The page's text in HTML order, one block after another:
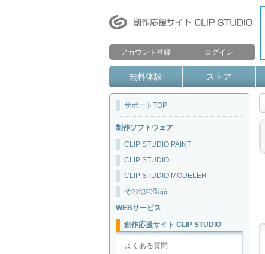
アカウント登録 ログイン
無料体験 ストア
サポートTOP
制作ソフトウェア
CLIP STUDIO PAINT
CLIP STUDIO
CLIP STUDIO MODELER
その他の製品
WEBサービス
創作応援サイト CLIP STUDIO
よくある質問